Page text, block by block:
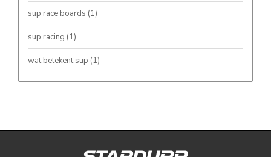
sup race boards (1)
sup racing (1)
wat betekent sup (1)